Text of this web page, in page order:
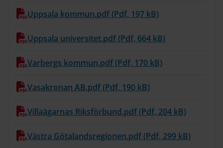
Uppsala kommun.pdf (Pdf, 197 kB)
Uppsala universitet.pdf (Pdf, 664 kB)
Varbergs kommun.pdf (Pdf, 170 kB)
Vasakronan AB.pdf (Pdf, 190 kB)
Villaägarnas Riksförbund.pdf (Pdf, 204 kB)
Västra Götalandsregionen.pdf (Pdf, 299 kB)